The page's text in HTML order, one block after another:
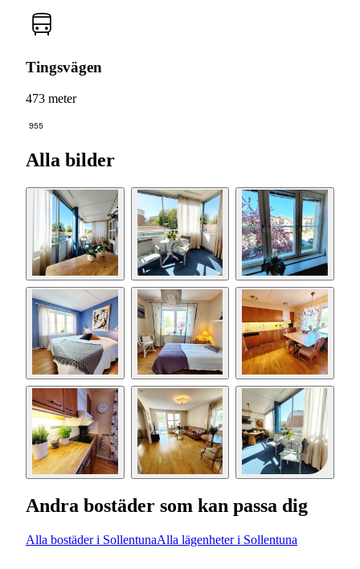
Tingsvägen
473 meter
955
Alla bilder
Andra bostäder som kan passa dig
Alla bostäder i SollentunaAlla lägenheter i Sollentuna